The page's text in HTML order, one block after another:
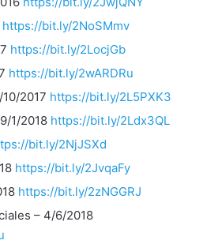
https://bit.ly/2NoSMmv
https://bit.ly/2LocjGb
https://bit.ly/2wARDRu
2017 https://bit.ly/2L5PXK3
1/2018 https://bit.ly/2Ldx3QL
bit.ly/2NjJSXd
https://bit.ly/2JvqaFy
https://bit.ly/2zNGGRJ
– 4/6/2018